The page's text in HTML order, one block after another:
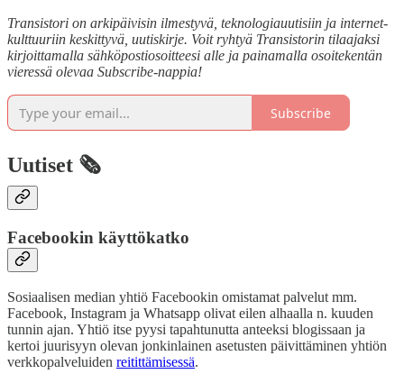
Transistori on arkipäivisin ilmestyvä, teknologiauutisiin ja internet-
kulttuuriin keskittyvä, uutiskirje. Voit ryhtyä Transistorin tilaajaksi
kirjoittamalla sähköpostiosoitteesi alle ja painamalla osoitekentän
vieressä olevaa Subscribe-nappia!
Subscribe
Uutiset 🗞️
Facebookin käyttökatko
Sosiaalisen median yhtiö Facebookin omistamat palvelut mm.
Facebook, Instagram ja Whatsapp olivat eilen alhaalla n. kuuden
tunnin ajan. Yhtiö itse pyysi tapahtunutta anteeksi blogissaan ja
kertoi juurisyyn olevan jonkinlainen asetusten päivittäminen yhtiön
verkkopalveluiden reitittämisessä.